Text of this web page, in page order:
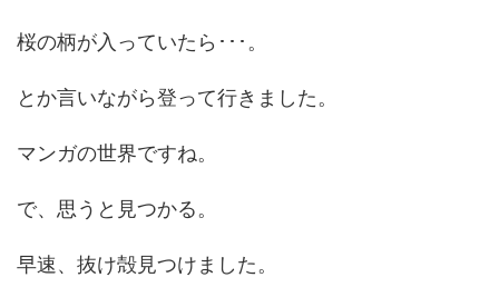
桜の柄が入っていたら･･･。
とか言いながら登って行きました。
マンガの世界ですね。
で、思うと見つかる。
早速、抜け殻見つけました。